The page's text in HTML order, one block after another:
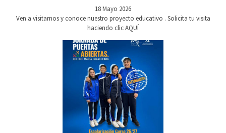
18 Mayo 2026
Ven a visitarnos y conoce nuestro proyecto educativo . Solicita tu visita
haciendo clic AQUÍ